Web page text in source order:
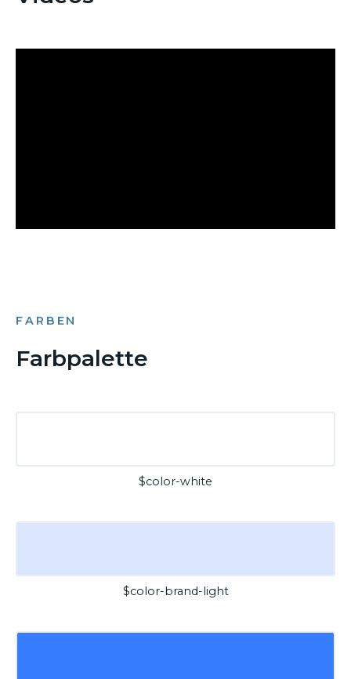
FARBEN
Farbpalette
$color-white
$color-brand-light